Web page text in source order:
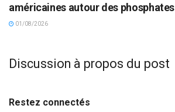
américaines autour des phosphates
01/08/2026
Discussion à propos du post
Restez connectés